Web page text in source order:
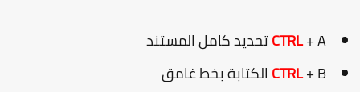
CTRL+ A تحديد كامل المستند
CTRL+ B الكتابة بخط غامق